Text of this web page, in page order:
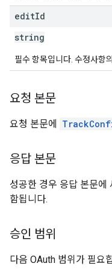
editId
string
필수 항목입니다. 수정사항
요청 본문
요청 본문에
응답 본문
성공한 경우 응답 본문에
함됩니다.
승인 범위
다음 OAuth 범위가 필요